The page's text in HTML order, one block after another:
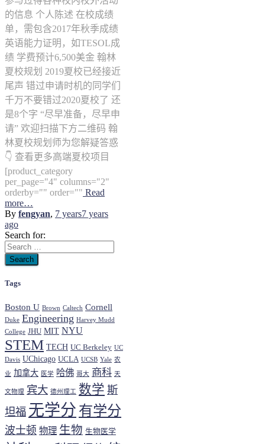
的信息 个人陈述 在校成绩
单，需包含2017年秋季成绩
英语能力证明，如TESOL成
绩 学费预计6,500美金 翰林
夏校规划 2019夏校已经接近
尾声 错过申请时机的同学们
千万不要错过2020夏校了 还
是8个字 “尽早准备，尽早申
请” 欢迎扫描下方二维码 翰
林夏校规划师为您解疑答惑
👇 查看更多高端夏校项目
[product_category
per_page="4" columns="2"
orderby="" order="" Read
more…
By fengyan, 7 years7 years
ago
Search for:
Tags
Boston U Brown Caltech Cornell
Duke Engineering Harvey Mudd
College JHU MIT NYU
STEM TECH UC Berkeley UC
Davis UChicago UCLA UCSB Yale 农
业 加拿大 医学 哈佛 哥大 商科 天
文物理 宾大 德州理工 数学 斯
坦福 无学分 有学分
波士顿 物理 生物 生物医学